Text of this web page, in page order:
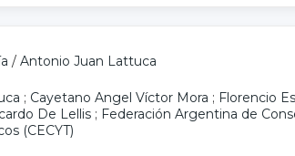
/ Antonio Juan Lattuca
; Cayetano Angel Víctor Mora ; Florencio
De Lellis ; Federación Argentina de
(CECYT)